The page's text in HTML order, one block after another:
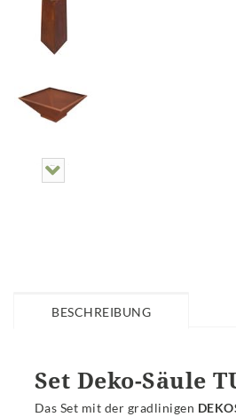
BESCHREIBUNG
Set Deko-Säule
Das Set mit der gradlinigen